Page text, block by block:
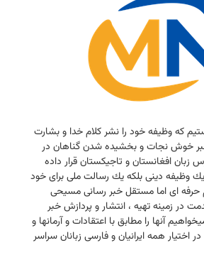
كه وظیفه خود را نشر كلام خدا و بشارت
خوش نجات و بخشیده شدن گناهان در
زبان افغانستان و تاجیكستان قرار داده
یك وظیفه دینی بلكه یك رسالت ملی برای خود
حرفه ای اما مستقل خبر رسانی مسیحی
در زمینه تهیه ، انتشار و پردازش خبر
آنها را مطابق با اعتقادات و آرمانها و
اختیار همه ایرانیان و فارسی زبانان سراسر